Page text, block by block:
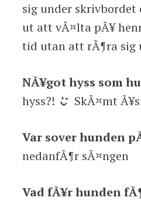
sig under skrivbordet
ut att vÃ¤lta pÃ¥
tid utan att rÃ¶ra sig
NÃ¥got hyss som
hyss?!
SkÃ¤mt
Var sover hunden
nedanfÃ¶r sÃ¤ngen
Vad fÃ¥r hunden